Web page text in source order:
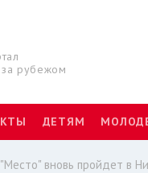
за рубежом
ДЕТЯМ
вновь пройдет в